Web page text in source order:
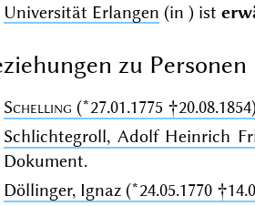
Universität Erlangen (in ) ist
zu Personen
Schelling (*27.01.1775
Schlichtegroll, Adolf Heinrich
Dokument.
Döllinger, Ignaz (*24.05.1770